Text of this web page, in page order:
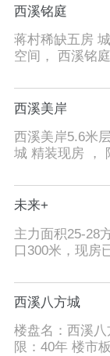
西溪铭庭
蒋村稀缺五房
空间， 西溪铭
西溪美岸
西溪美岸5.6米
城 精装现房 ，
未来+
主力面积25-28
口300米，现房
西溪八方城
楼盘名：西溪
限：40年 楼市